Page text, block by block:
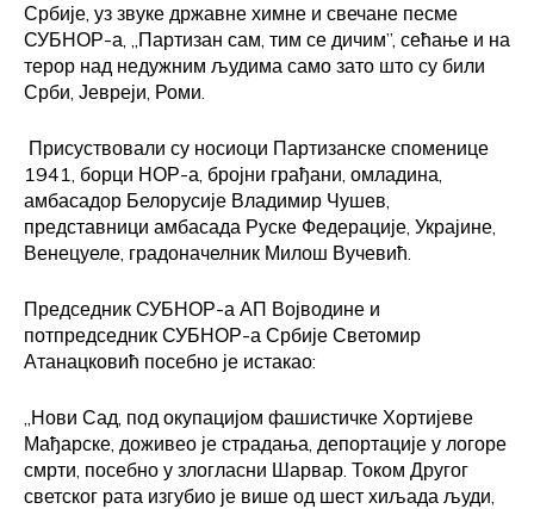
Србије, уз звуке државне химне и свечане песме
СУБНОР-а, „Партизан сам, тим се дичим”, сећање и на
терор над недужним људима само зато што су били
Срби, Јевреји, Роми.
Присуствовали су носиоци Партизанске споменице
1941, борци НОР-а, бројни грађани, омладина,
амбасадор Белорусије Владимир Чушев,
представници амбасада Руске Федерације, Украјине,
Венецуеле, градоначелник Милош Вучевић.
Председник СУБНОР-а АП Војводине и
потпредседник СУБНОР-а Србије Светомир
Атанацковић посебно је истакао:
„Нови Сад, под окупацијом фашистичке Хортијеве
Мађарске, доживео је страдања, депортације у логоре
смрти, посебно у злогласни Шарвар. Током Другог
светског рата изгубио је више од шест хиљада људи,